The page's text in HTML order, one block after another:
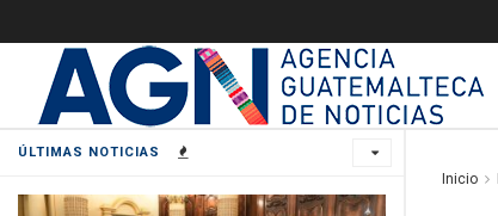
ÚLTIMAS NOTICIAS
Inicio